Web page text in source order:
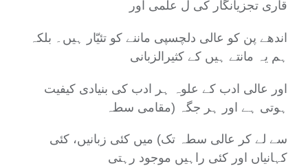
قاری تجزیانگار کی ل علمی اور
اندھے پن کو عالی دلچسپی ماننے کو تئیّار ہیں۔ بلکہ
ہم یہ مانتے ہیں کے کثیرالزبانی
اور عالی ادب کے علوہ ہر ادب کی بنیادی کیفیت
ہوتی ہے اور ہر جگہ (مقامی سطہ
سے لے کر عالی سطہ تک) میں کئی زبانیں، کئی
کہانیاں اور کئی راہیں موجود رہتی